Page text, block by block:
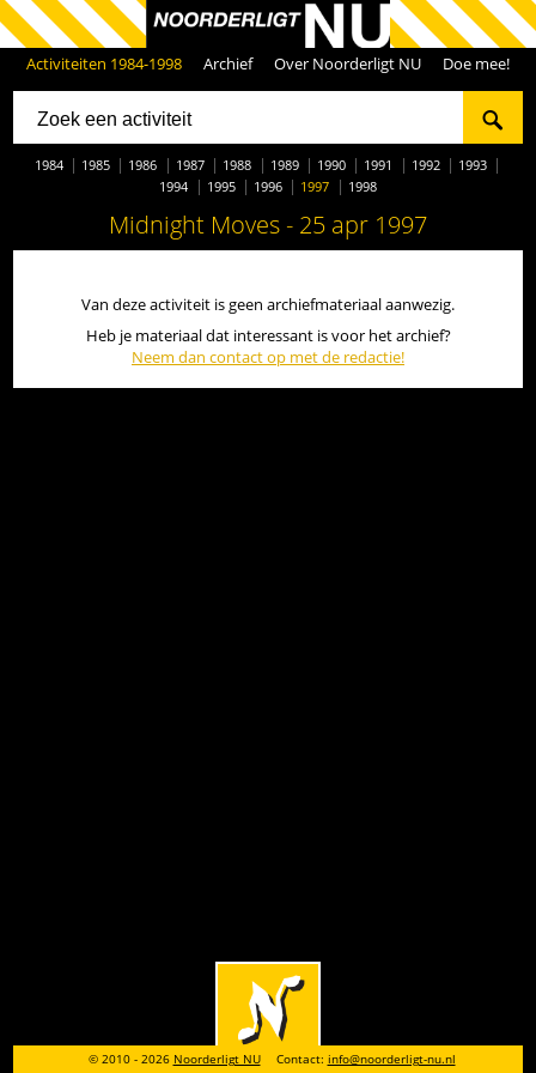
Activiteiten 1984-1998 Archief Over Noorderligt NU Doe mee!
1984 1985 1986 1987 1988 1989 1990 1991 1992
1993
1994
1995 1996 1997 1998
Midnight Moves - 25 apr 1997
Van deze activiteit is geen archiefmateriaal aanwezig.
Heb je materiaal dat interessant is voor het archief?
Neem dan contact op met de redactie!
© 2010 - 2026 Noorderligt NU Contact: info@noorderligt-nu.nl